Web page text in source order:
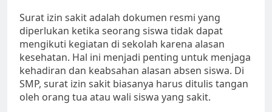
Surat izin sakit adalah dokumen resmi yang
diperlukan ketika seorang siswa tidak dapat
mengikuti kegiatan di sekolah karena alasan
kesehatan. Hal ini menjadi penting untuk menjaga
kehadiran dan keabsahan alasan absen siswa. Di
SMP, surat izin sakit biasanya harus ditulis tangan
oleh orang tua atau wali siswa yang sakit.